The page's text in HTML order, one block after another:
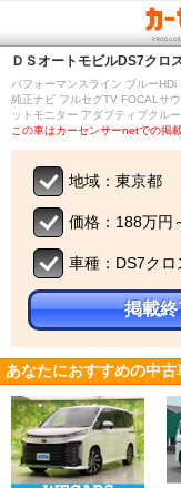
ＤＳオートモビルDS7クロ
パフォーマンスライン ブルー
純正ナビ フルセグTV FOCALサ
ットモニター アダプティブクル
この車はカーセンサーnetでの掲
地域：東京都
価格：188万円
車種：DS7クロ
掲載
あなたにおすすめの中古